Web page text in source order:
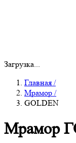
Загрузка...
Главная /
Мрамор /
GOLDEN
Мрамор